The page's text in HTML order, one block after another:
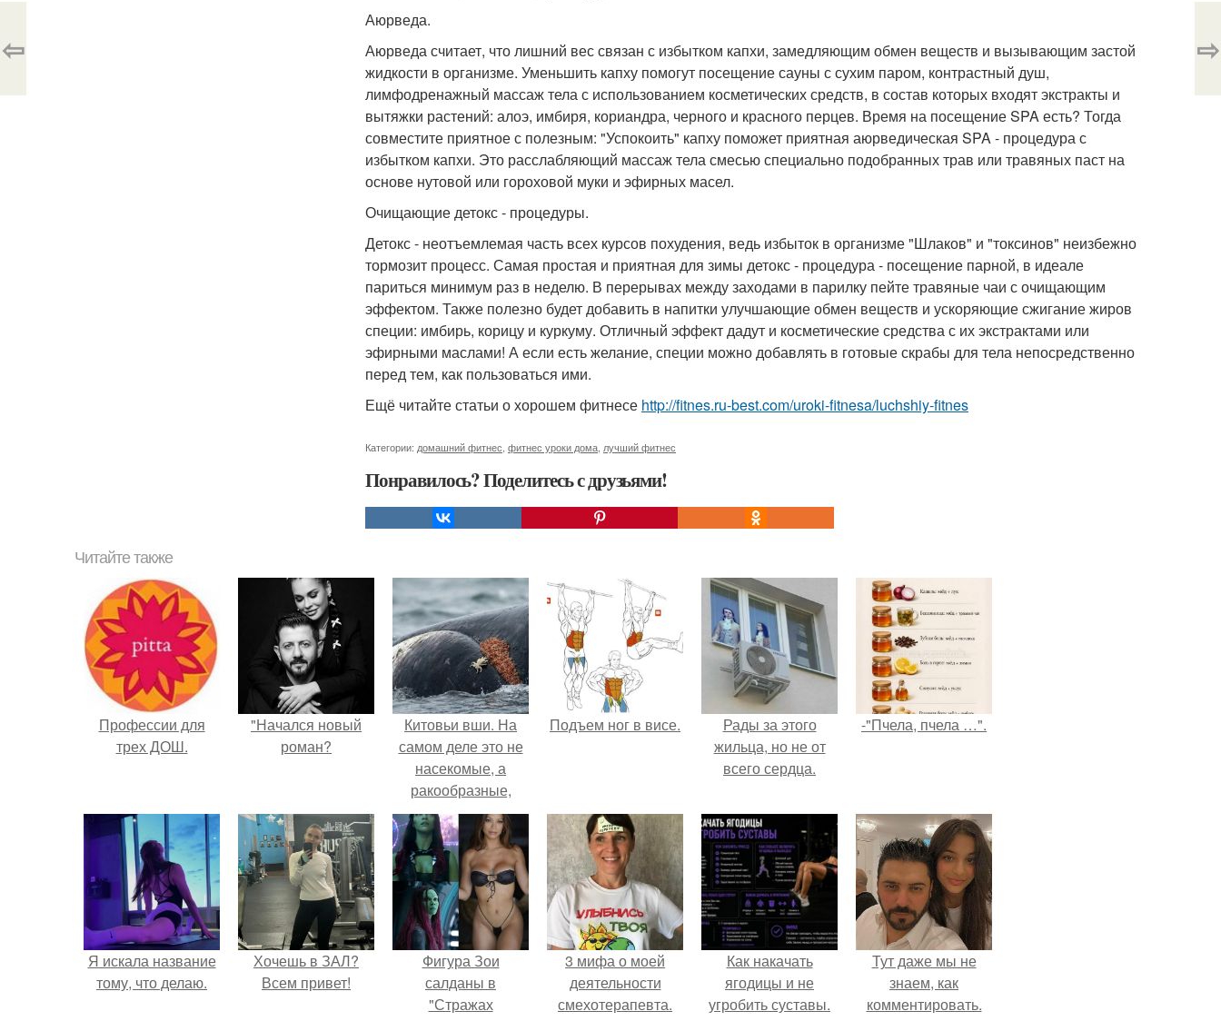
Аюрведа.
Аюрведа считает, что лишний вес связан с избытком капхи, замедляющим обмен веществ и вызывающим застой
жидкости в организме. Уменьшить капху помогут посещение сауны с сухим паром, контрастный душ,
лимфодренажный массаж тела с использованием косметических средств, в состав которых входят экстракты и
вытяжки растений: алоэ, имбиря, кориандра, черного и красного перцев. Время на посещение SPA есть? Тогда
совместите приятное с полезным: "Успокоить" капху поможет приятная аюрведическая SPA - процедура с
избытком капхи. Это расслабляющий массаж тела смесью специально подобранных трав или травяных паст на
основе нутовой или гороховой муки и эфирных масел.
Очищающие детокс - процедуры.
Детокс - неотъемлемая часть всех курсов похудения, ведь избыток в организме "Шлаков" и "токсинов" неизбежно
тормозит процесс. Самая простая и приятная для зимы детокс - процедура - посещение парной, в идеале
париться минимум раз в неделю. В перерывах между заходами в парилку пейте травяные чаи с очищающим
эффектом. Также полезно будет добавить в напитки улучшающие обмен веществ и ускоряющие сжигание жиров
специи: имбирь, корицу и куркуму. Отличный эффект дадут и косметические средства с их экстрактами или
эфирными маслами! А если есть желание, специи можно добавлять в готовые скрабы для тела непосредственно
перед тем, как пользоваться ими.
Ещё читайте статьи о хорошем фитнесе http://fitnes.ru-best.com/uroki-fitnesa/luchshiy-fitnes
Категории: домашний фитнес фитнес уроки дома лучший фитнес
Понравилось? Поделитесь с друзьями!
⇦ ⇨
Читайте также
Профессии для
трех ДОШ.
"Начался новый
роман?
Китовьи вши. На
самом деле это не
насекомые, а
ракообразные,
относящиеся к
бокоплавам.
Подъем ног в висе.
Рады за этого
жильца, но не от
всего сердца.
-"Пчела, пчела …".
Я искала название
тому, что делаю.
Хочешь в ЗАЛ?
Всем привет!
Фигура Зои
салданы в
"Стражах
3 мифа о моей
деятельности
смехотерапевта.
Как накачать
ягодицы и не
угробить суставы.
Тут даже мы не
знаем, как
комментировать.